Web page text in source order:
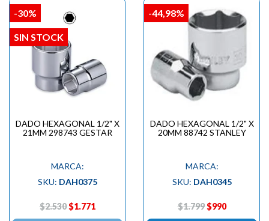
DADO HEXAGONAL 1/2" X
21MM 298743 GESTAR
MARCA:
SKU: DAH0375
$2.530 $1.771
-30%
SIN STOCK
DADO HEXAGONAL 1/2" X
20MM 88742 STANLEY
MARCA:
SKU: DAH0345
$1.799 $990
-44,98%